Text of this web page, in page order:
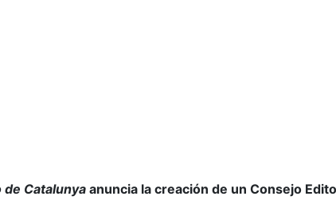
de Catalunya anuncia la creación de un Consejo